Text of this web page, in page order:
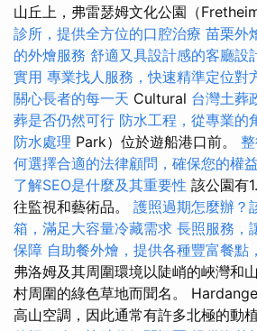
山丘上，弗雷瑟姆文化公園（
診所，提供全方位的口腔治療 苗栗外
的外燴服務 舒適又具設計感的客廳設
實用 專業找人服務，快速精準定位對
關心長者的每一天 Cultural 台灣土葬
葬是否仍然可行 防水工程，從專業的
防水處理 Park）位於遊船港口前。
何選擇合適的法律顧問，確保您的權益
了解SEO是什麼及其重要性 該公園有
往監視和藝術品。 護照過期怎麼辦？
箱，滿足大容量冷藏需求 長照服務，
保障 自助餐外燴，提供各種豐富餐點
弗洛姆及其周圍環境以陡峭的峽灣和
村周圍的綠色草地而聞名。
高山空調，因此通常有許多北極的動